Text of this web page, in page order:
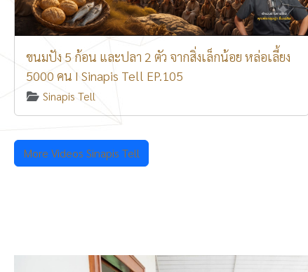
ขนมปัง 5 ก้อน และปลา 2 ตัว จากสิ่งเล็กน้อย หล่อเลี้ยง
5000 คน I Sinapis Tell EP.105
Sinapis Tell
More Videos Sinapis Tell